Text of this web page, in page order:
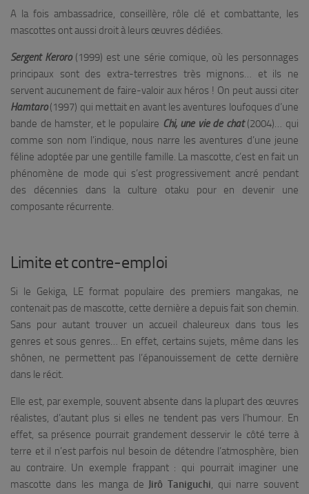
A la fois ambassadrice, conseillère, rôle clé et combattante, les
mascottes ont aussi droit à leurs œuvres dédiées.
Sergent Keroro(1999) est une série comique, où les personnages
principaux sont des extra-terrestres très mignons… et ils ne
servent aucunement de faire-valoir aux héros ! On peut aussi citer
Hamtaro (1997) qui mettait en avant les aventures loufoques d’une
bande de hamster, et le populaire Chi, une vie de chat(2004)… qui
comme son nom l’indique, nous narre les aventures d’une jeune
féline adoptée par une gentille famille. La mascotte, c’est en fait un
phénomène de mode qui s’est progressivement ancré pendant
des décennies dans la culture otaku pour en devenir une
composante récurrente.
Limite et contre-emploi
Si le Gekiga, LE format populaire des premiers mangakas, ne
contenait pas de mascotte, cette dernière a depuis fait son chemin.
Sans pour autant trouver un accueil chaleureux dans tous les
genres et sous genres… En effet, certains sujets, même dans les
shônen, ne permettent pas l’épanouissement de cette dernière
dans le récit.
Elle est, par exemple, souvent absente dans la plupart des œuvres
réalistes, d’autant plus si elles ne tendent pas vers l’humour. En
effet, sa présence pourrait grandement desservir le côté terre à
terre et il n’est parfois nul besoin de détendre l’atmosphère, bien
au contraire. Un exemple frappant : qui pourrait imaginer une
mascotte dans les manga de Jirô Taniguchi , qui narre souvent